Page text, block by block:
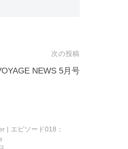
次の投稿
NEWS 5月号
| エピソード018：